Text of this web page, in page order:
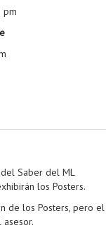
pm
Saber del ML
los Posters.
de los Posters, pero el